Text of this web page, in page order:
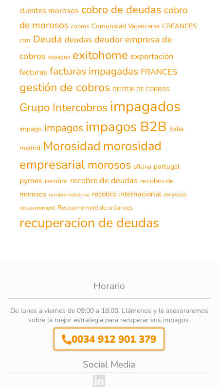
clientes morosos cobro de deudas cobro
de morosos cobros Comunidad Valenciana CREANCES
crm Deuda deudas deudor empresa de
cobros espagne exitohome exportación
facturas facturas impagadas FRANCES
gestión de cobros GESTOR DE COBROS
Grupo Intercobros impagados
impago impagos impagos B2B italia
madrid Morosidad morosidad
empresarialmorosos oficina portugal
pymes recobro recobro de deudas recobro de
morosos recobro industrial recobro internacional recobros
recouvrement Recouvrement de créances
recuperacion de deudas
Horario
De lunes a viernes de 09:00 a 18:00. Llámenos y le asesoraremos
sobre la mejor estrategia para recuperar sus impagos.
0034 912 901 379
Social Media